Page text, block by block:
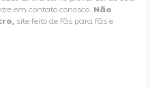
em contato conosco. Não
site feito de fãs para fãs e